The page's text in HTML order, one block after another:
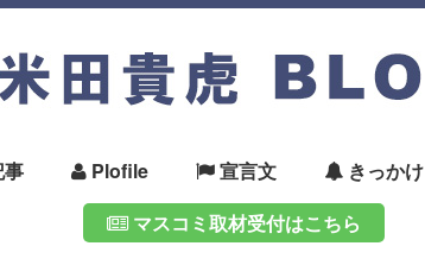
Plofile 宣言文 きっかけ
マスコミ取材受付はこちら